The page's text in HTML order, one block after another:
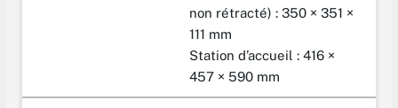
non rétracté) : 350 × 351 ×
111 mm
Station d’accueil : 416 ×
457 × 590 mm